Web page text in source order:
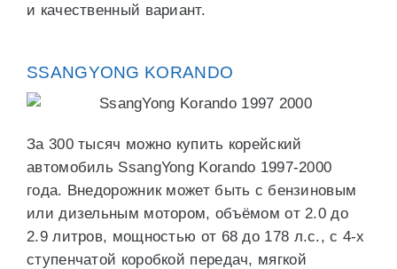
и качественный вариант.
SSANGYONG KORANDO
За 300 тысяч можно купить корейский
автомобиль SsangYong Korando 1997-2000
года. Внедорожник может быть с бензиновым
или дизельным мотором, объёмом от 2.0 до
2.9 литров, мощностью от 68 до 178 л.с., с 4-х
ступенчатой коробкой передач, мягкой